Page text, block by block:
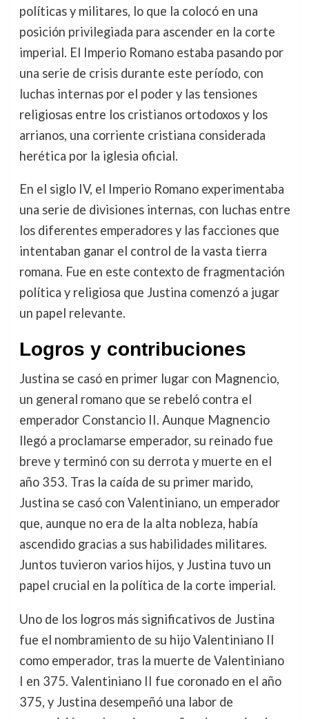
políticas y militares, lo que la colocó en una
posición privilegiada para ascender en la corte
imperial. El Imperio Romano estaba pasando por
una serie de crisis durante este período, con
luchas internas por el poder y las tensiones
religiosas entre los cristianos ortodoxos y los
arrianos, una corriente cristiana considerada
herética por la iglesia oficial.
En el siglo IV, el Imperio Romano experimentaba
una serie de divisiones internas, con luchas entre
los diferentes emperadores y las facciones que
intentaban ganar el control de la vasta tierra
romana. Fue en este contexto de fragmentación
política y religiosa que Justina comenzó a jugar
un papel relevante.
Logros y contribuciones
Justina se casó en primer lugar con Magnencio,
un general romano que se rebeló contra el
emperador Constancio II. Aunque Magnencio
llegó a proclamarse emperador, su reinado fue
breve y terminó con su derrota y muerte en el
año 353. Tras la caída de su primer marido,
Justina se casó con Valentiniano, un emperador
que, aunque no era de la alta nobleza, había
ascendido gracias a sus habilidades militares.
Juntos tuvieron varios hijos, y Justina tuvo un
papel crucial en la política de la corte imperial.
Uno de los logros más significativos de Justina
fue el nombramiento de su hijo Valentiniano II
como emperador, tras la muerte de Valentiniano
I en 375. Valentiniano II fue coronado en el año
375, y Justina desempeñó una labor de